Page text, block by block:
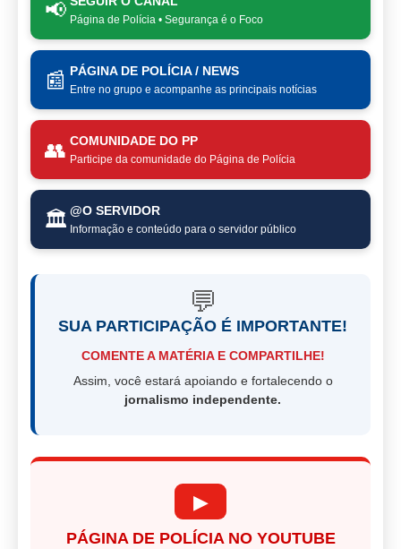
📢 Página de Polícia • Segurança é o Foco
📰 PÁGINA DE POLÍCIA / NEWS
Entre no grupo e acompanhe as principais notícias
👥 COMUNIDADE DO PP
Participe da comunidade do Página de Polícia
🏛️ @O SERVIDOR
Informação e conteúdo para o servidor público
💬
SUA PARTICIPAÇÃO É IMPORTANTE!
COMENTE A MATÉRIA E COMPARTILHE!
Assim, você estará apoiando e fortalecendo o
jornalismo independente.
▶
PÁGINA DE POLÍCIA NO YOUTUBE